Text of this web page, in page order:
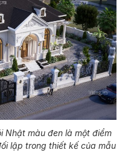
Nhật màu đen là một điểm
lập trong thiết kế của mẫu